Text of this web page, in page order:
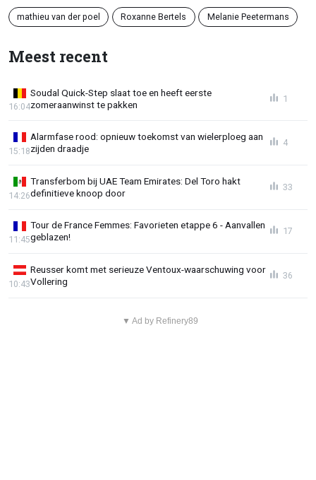
mathieu van der poel Roxanne Bertels Melanie Peetermans
Meest recent
Soudal Quick-Step slaat toe en heeft eerste
zomeraanwinst te pakken
16:04
1
Alarmfase rood: opnieuw toekomst van wielerploeg aan
zijden draadje
15:18
4
Transferbom bij UAE Team Emirates: Del Toro hakt
definitieve knoop door
14:26
33
Tour de France Femmes: Favorieten etappe 6 - Aanvallen
geblazen!
11:45
17
Reusser komt met serieuze Ventoux-waarschuwing voor
Vollering
10:43
36
▼ Ad by Refinery89